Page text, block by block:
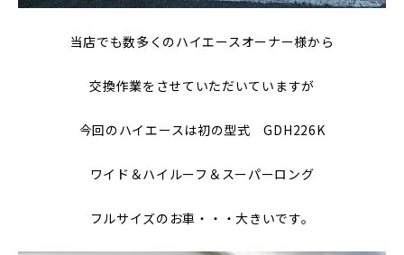
当店でも数多くのハイエースオーナー様から
交換作業をさせていただいていますが
今回のハイエースは初の型式 GDH226K
ワイド＆ハイルーフ＆スーパーロング
フルサイズのお車・・・大きいです。